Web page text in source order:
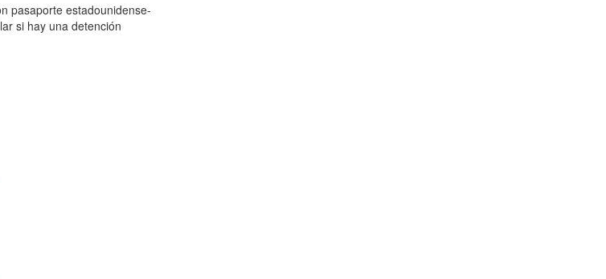
pasaporte estadounidense-
si hay una detención